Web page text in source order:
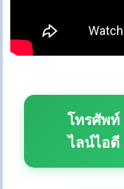
โทรศัพท์
ไลน์ไอดี